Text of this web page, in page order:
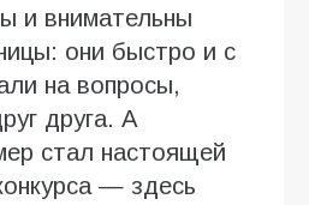
и внимательны
они быстро и с
на вопросы,
друга. А
стал настоящей
— здесь